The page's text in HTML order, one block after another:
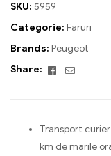
SKU: 5959
Categorie: Faruri
Brands: Peugeot
Share:
Facebook
Email
Transport
km de marile